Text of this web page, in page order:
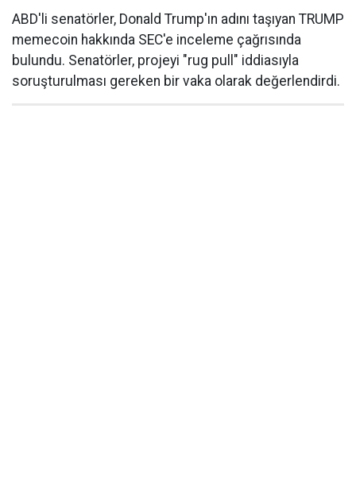
ABD'li senatörler, Donald Trump'ın adını taşıyan TRUMP
memecoin hakkında SEC'e inceleme çağrısında
bulundu. Senatörler, projeyi "rug pull" iddiasıyla
soruşturulması gereken bir vaka olarak değerlendirdi.